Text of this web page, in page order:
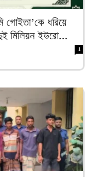
গোইতা’কে ধরিয়ে
মিলিয়ন ইউরো...
1